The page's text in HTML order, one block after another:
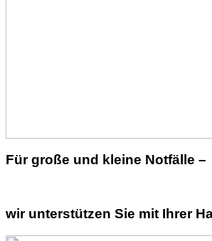
Für große und kleine Notfälle –
wir unterstützen Sie mit Ihrer